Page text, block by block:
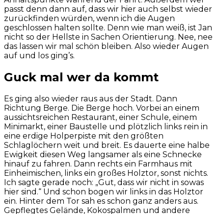
passt denn dann auf, dass wir hier auch selbst wieder
zurückfinden würden, wenn ich die Augen
geschlossen halten sollte. Denn wie man weiß, ist Jan
nicht so der Hellste in Sachen Orientierung. Nee, nee
das lassen wir mal schön bleiben. Also wieder Augen
auf und los ging’s.
Guck mal wer da kommt
Es ging also wieder raus aus der Stadt. Dann
Richtung Berge. Die Berge hoch. Vorbei an einem
aussichtsreichen Restaurant, einer Schule, einem
Minimarkt, einer Baustelle und plötzlich links rein in
eine erdige Holperpiste mit den größten
Schlaglöchern weit und breit. Es dauerte eine halbe
Ewigkeit diesen Weg langsamer als eine Schnecke
hinauf zu fahren. Dann rechts ein Farmhaus mit
Einheimischen, links ein großes Holztor, sonst nichts.
Ich sagte gerade noch: „Gut, dass wir nicht in sowas
hier sind.“ Und schon bogen wir links in das Holztor
ein. Hinter dem Tor sah es schon ganz anders aus.
Gepflegtes Gelände, Kokospalmen und andere